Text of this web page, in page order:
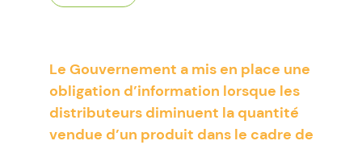
Le Gouvernement a mis en place une
obligation d’information lorsque les
distributeurs diminuent la quantité
vendue d’un produit dans le cadre de